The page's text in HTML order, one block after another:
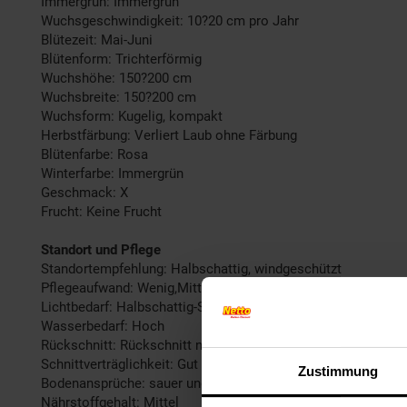
Zustimmung
Wuchsgeschwindigkeit: 10?20 cm pro Jahr
Blütezeit: Mai-Juni
Blütenform: Trichterförmig
Wuchshöhe: 150?200 cm
Wuchsbreite: 150?200 cm
Wuchsform: Kugelig, kompakt
Herbstfärbung: Verliert Laub ohne Färbung
Blütenfarbe: Rosa
Winterfarbe: Immergrün
Geschmack: X
Frucht: Keine Frucht
Standort und Pflege
Standortempfehlung: Halbschattig, windgeschützt
Pflegeaufwand: Wenig,Mittel
Lichtbedarf: Halbschattig-Schattig
Wasserbedarf: Hoch
Rückschnitt: Rückschnitt nach der Blüte.
Schnittverträglichkeit: Gut
Bodenansprüche: sauer und humos
Nährstoffgehalt: Mittel